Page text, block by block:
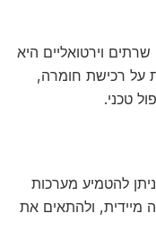
וירטואליים היא
על רכישת חומרה,
טכני.
להטמיע מערכות
מיידית, ולהתאים את